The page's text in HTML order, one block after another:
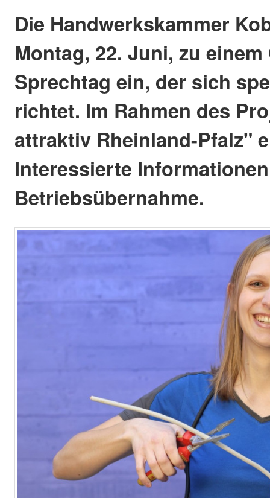
Die Handwerkskammer
Montag, 22. Juni, zu
Sprechtag ein, der sich
richtet. Im Rahmen des
attraktiv Rheinland-Pfalz"
Interessierte
Betriebsübernahme.